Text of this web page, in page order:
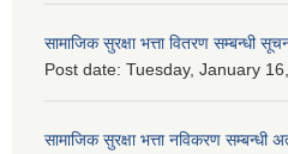
सामाजिक सुरक्षा भत्ता वितरण सम्बन्धी
Post date: Tuesday, January
सामाजिक सुरक्षा भत्ता नविकरण सम्बन्धी